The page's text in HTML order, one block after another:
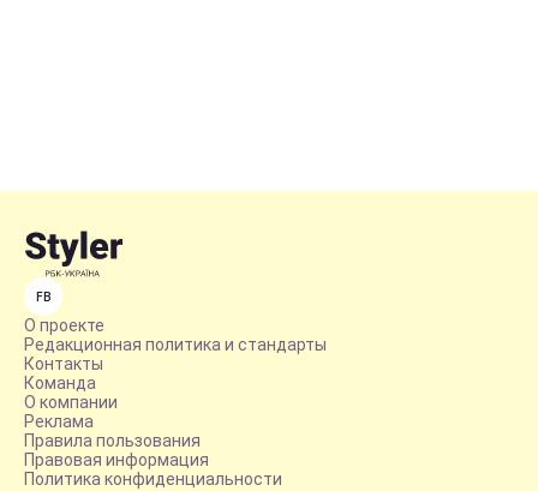
FB
О проекте
Редакционная политика и стандарты
Контакты
Команда
О компании
Реклама
Правила пользования
Правовая информация
Политика конфиденциальности